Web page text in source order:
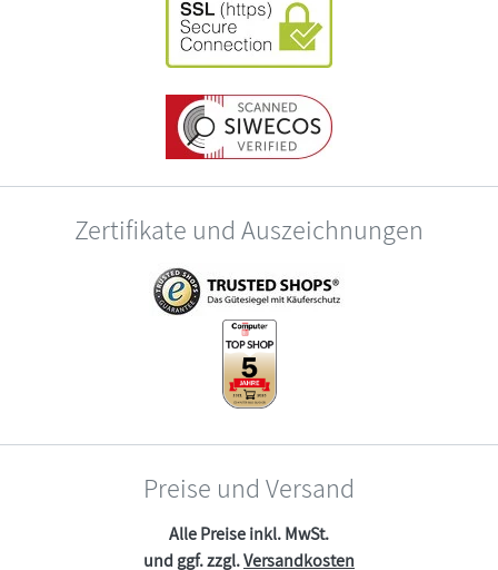
Zertifikate und Auszeichnungen
Preise und Versand
Alle Preise inkl. MwSt.
und ggf. zzgl.Versandkosten